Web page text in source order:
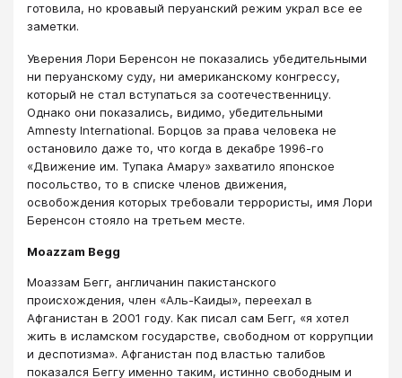
готовила, но кровавый перуанский режим украл все ее
заметки.
Уверения Лори Беренсон не показались убедительными
ни перуанскому суду, ни американскому конгрессу,
который не стал вступаться за соотечественницу.
Однако они показались, видимо, убедительными
Amnesty International. Борцов за права человека не
остановило даже то, что когда в декабре 1996-го
«Движение им. Тупака Амару» захватило японское
посольство, то в списке членов движения,
освобождения которых требовали террористы, имя Лори
Беренсон стояло на третьем месте.
Moazzam Begg
Моаззам Бегг, англичанин пакистанского
происхождения, член «Аль-Каиды», переехал в
Афганистан в 2001 году. Как писал сам Бегг, «я хотел
жить в исламском государстве, свободном от коррупции
и деспотизма». Афганистан под властью талибов
показался Беггу именно таким, истинно свободным и